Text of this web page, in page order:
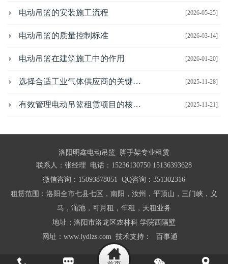
[2026-05-25]
电动吊篮的安装施工流程
[2026-03-14]
电动吊篮的质量控制标准
[2026-01-20]
电动吊篮在建筑施工中的作用
[2025-11-28]
选择合适工业气体供应商的关键考虑因素
[2025-11-21]
有效管理电动吊篮租赁项目的核心策略
洛阳明鑫电动吊篮 脚手架专业租赁
联系人：张经理 电话：15236130750 15136393628
微信咨询：15093878051 QQ咨询：351302316
租赁范围：洛阳全市七县七区，南阳，汝州，平顶山，三门峡，义
马，渑池，可月租，年租，天租业务
地址：洛阳市洛龙区农林科 学院西隔壁
网址：www.lydlzs.com 技术支持：
百事通